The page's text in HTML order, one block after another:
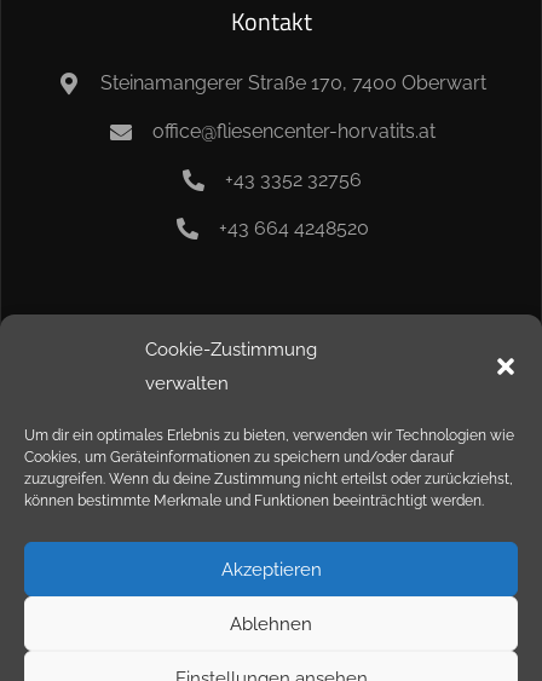
Cookie-Zustimmung
verwalten
Um dir ein optimales Erlebnis zu bieten, verwenden wir Technologien wie
Cookies, um Geräteinformationen zu speichern und/oder darauf
zuzugreifen. Wenn du deine Zustimmung nicht erteilst oder zurückziehst,
können bestimmte Merkmale und Funktionen beeinträchtigt werden.
Akzeptieren
Ablehnen
Kontakt
Steinamangerer Straße 170, 7400 Oberwart
office@fliesencenter-horvatits.at
+43 3352 32756
+43 664 4248520
Info
Impressum